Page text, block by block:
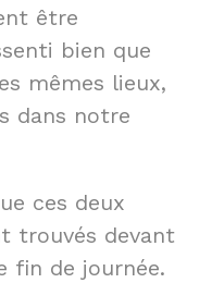
être
bien que
mêmes lieux,
dans notre
ces deux
trouvés devant
fin de journée.